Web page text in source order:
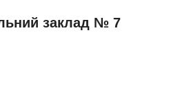
заклад № 7